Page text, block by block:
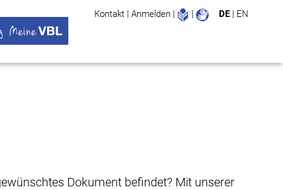
Kontakt | Anmelden | Leichte Sprache
| DE | EN
Dokument befindet? Mit unserer